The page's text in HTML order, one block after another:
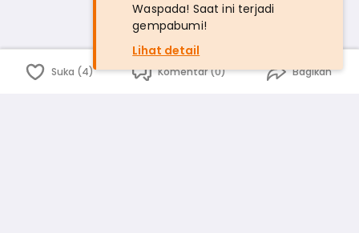
Suka (4) Komentar (0) Bagikan
Waspada! Saat ini terjadi
gempabumi!
Lihat detail